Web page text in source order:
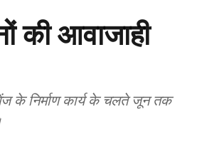
की आवाजाही
के निर्माण कार्य के चलते जून तक